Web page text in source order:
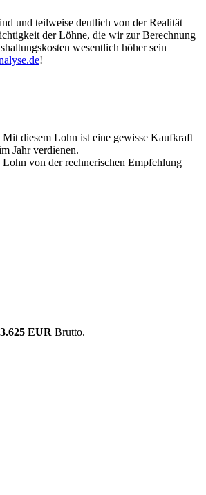
und teilweise deutlich von der Realität
der Löhne, die wir zur Berechnung
wesentlich höher sein
!
diesem Lohn ist eine gewisse Kaufkraft
Jahr verdienen.
von der rechnerischen Empfehlung
3.625 EUR Brutto.